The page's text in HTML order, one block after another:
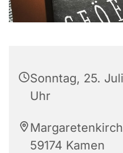
Sonntag, 25.
Uhr
59174 Kamen